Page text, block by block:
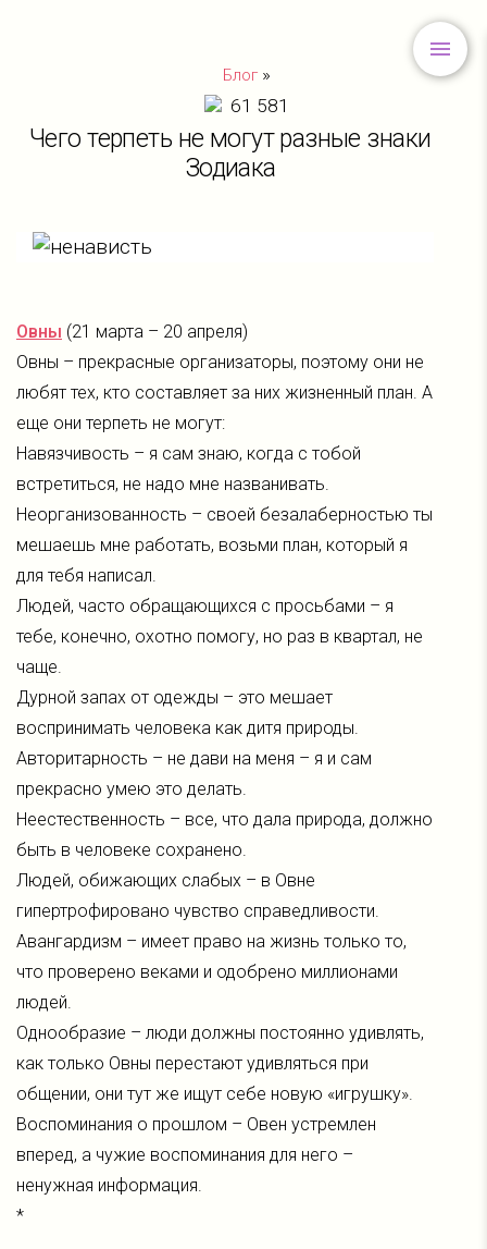
Блог»
61 581
Чего терпеть не могут разные знаки
Зодиака
Овны (21 марта – 20 апреля)
Овны – прекрасные организаторы, поэтому они не
любят тех, кто составляет за них жизненный план. А
еще они терпеть не могут:
Навязчивость – я сам знаю, когда с тобой
встретиться, не надо мне названивать.
Неорганизованность – своей безалаберностью ты
мешаешь мне работать, возьми план, который я
для тебя написал.
Людей, часто обращающихся с просьбами – я
тебе, конечно, охотно помогу, но раз в квартал, не
чаще.
Дурной запах от одежды – это мешает
воспринимать человека как дитя природы.
Авторитарность – не дави на меня – я и сам
прекрасно умею это делать.
Неестественность – все, что дала природа, должно
быть в человеке сохранено.
Людей, обижающих слабых – в Овне
гипертрофировано чувство справедливости.
Авангардизм – имеет право на жизнь только то,
что проверено веками и одобрено миллионами
людей.
Однообразие – люди должны постоянно удивлять,
как только Овны перестают удивляться при
общении, они тут же ищут себе новую «игрушку».
Воспоминания о прошлом – Овен устремлен
вперед, а чужие воспоминания для него –
ненужная информация.
*